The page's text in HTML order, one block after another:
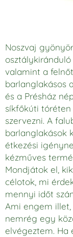
Noszvaj
valamint a
barlanglakásos
és a Présház
síkfőkúti
szervezni. A
barlanglakások
étkezési
kézműves
Mondjátok el,
célotok, mi
mennyi időt
Ami engem
nemrég egy
elvégeztem. Ha